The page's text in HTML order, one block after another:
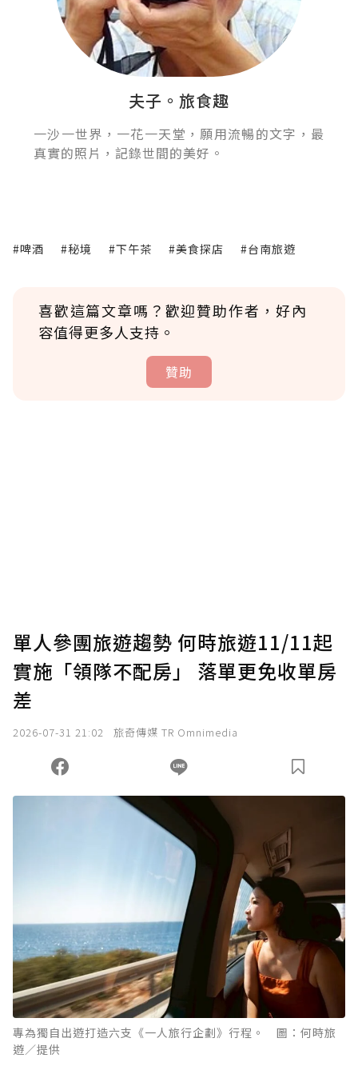
夫子。旅食趣
一沙一世界，一花一天堂，願用流暢的文字，最
真實的照片，記錄世間的美好。
#啤酒 #秘境 #下午茶 #美食探店 #台南旅遊
喜歡這篇文章嗎？歡迎贊助作者，好內
容值得更多人支持。
贊助
確認送出
您當前剩餘 U 利點數：0點；前往 購買點數
單人參團旅遊趨勢 何時旅遊11/11起
實施「領隊不配房」 落單更免收單房
差
2026-07-31 21:02 旅奇傳媒 TR Omnimedia
專為獨自出遊打造六支《一人旅行企劃》行程。 圖：何時旅
遊／提供